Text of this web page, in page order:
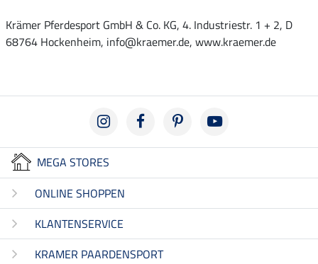
Krämer Pferdesport GmbH & Co. KG, 4. Industriestr. 1 + 2, D
68764 Hockenheim, info@kraemer.de, www.kraemer.de
MEGA STORES
ONLINE SHOPPEN
KLANTENSERVICE
KRAMER PAARDENSPORT